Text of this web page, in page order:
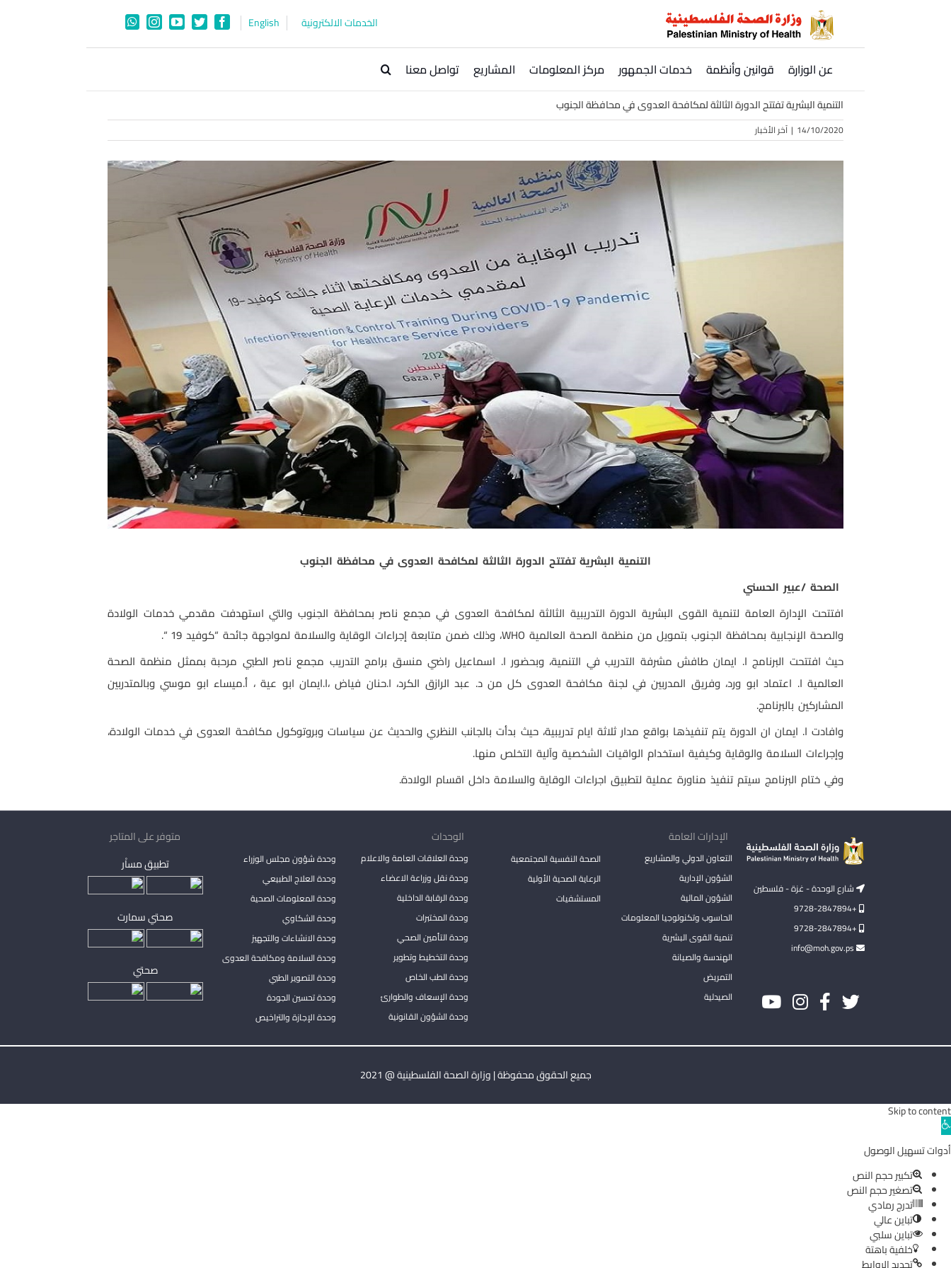
الخدمات الالكترونية English
Facebook
Twitter
YouTube
Instagram
WhatsApp
عن الوزارة قوانين وأنظمة خدمات الجمهور مركز المعلومات المشاريع تواصل معنا
التنمية البشرية تفتتح الدورة الثالثة لمكافحة العدوى في محافظة الجنوب
14/10/2020
| آخر الأخبار
التنمية البشرية تفتتح الدورة الثالثة لمكافحة العدوى في محافظة الجنوب
الصحة /عبير الحسني
افتتحت الإدارة العامة لتنمية القوى البشرية الدورة التدريبية الثالثة لمكافحة العدوى في مجمع ناصر بمحافظة الجنوب والتي استهدفت مقدمي خدمات الولادة
والصحة الإنجابية بمحافظة الجنوب بتمويل من منظمة الصحة العالمية WHO، وذلك ضمن متابعة إجراءات الوقاية والسلامة لمواجهة جائحة “كوفيد 19 “.
حيث افتتحت البرنامج ا. ايمان طافش مشرفة التدريب في التنمية، وبحضور ا. اسماعيل راضي منسق برامج التدريب مجمع ناصر الطبي مرحبة بممثل منظمة الصحة
العالمية ا. اعتماد ابو ورد، وفريق المدربين في لجنة مكافحة العدوى كل من د. عبد الرازق الكرد، ا.حنان فياض ،ا.ايمان ابو عية ، أ.ميساء ابو موسي وبالمتدربين
المشاركين بالبرنامج.
وافادت ا. ايمان ان الدورة يتم تنفيذها بواقع مدار ثلاثة ايام تدريبية، حيث بدأت بالجانب النظري والحديث عن سياسات وبروتوكول مكافحة العدوى في خدمات الولادة،
وإجراءات السلامة والوقاية وكيفية استخدام الواقيات الشخصية وآلية التخلص منها.
وفي ختام البرنامج سيتم تنفيذ مناورة عملية لتطبيق اجراءات الوقاية والسلامة داخل اقسام الولادة.
شارع الوحدة - غزة - فلسطين
+9728-2847894
+9728-2847894
الإدارات العامة
التعاون الدولي والمشاريع
الشؤون الإدارية
الشؤون المالية
الحاسوب وتكنولوجيا المعلومات
تنمية القوى البشرية
الهندسة والصيانة
التمريض
الصيدلية
الصحة النفسية المجتمعية
الرعاية الصحية الأولية
المستشفيات
الوحدات
وحدة العلاقات العامة والاعلام
وحدة نقل وزراعة الاعضاء
وحدة الرقابة الداخلية
وحدة المختبرات
وحدة التأمين الصحي
وحدة التخطيط وتطوير
وحدة الطب الخاص
وحدة الإسعاف والطوارئ
وحدة الشؤون القانونية
وحدة شؤون مجلس الوزراء
وحدة العلاج الطبيعي
وحدة المعلومات الصحية
وحدة الشكاوي
وحدة الانشاءات والتجهيز
وحدة السلامة ومكافحة العدوى
وحدة التصوير الطبي
وحدة تحسين الجودة
وحدة الإجازة والتراخيص
متوفر على المتاجر
تطبيق مساْر
صحتي سمارت
صحتي
جميع الحقوق محفوظة | وزارة الصحة الفلسطينية @ 2021
Skip to content
Open
toolbar
أدوات تسهيل الوصول
تكبير حجم النص
تصغير حجم النص
تدرج رمادي
تباين عالي
تباين سلبي
خلفية باهتة
تحديد الروابط